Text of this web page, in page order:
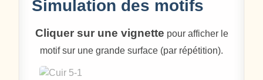
Simulation des motifs
Cliquer sur une vignette pour afficher le
motif sur une grande surface (par répétition).